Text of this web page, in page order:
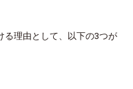
る理由として、以下の3つが